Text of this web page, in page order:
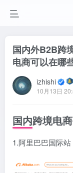
国内外B2B跨
电商可以在哪
izhishi
10月13日
国内跨境电
1.阿里巴巴国际站